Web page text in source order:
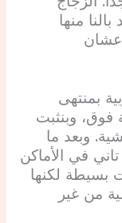
منها
عشان
بمنتهى
فوق، وبنثبت
وبعد ما
في الأماكن
بسيطة لكنها
من غير